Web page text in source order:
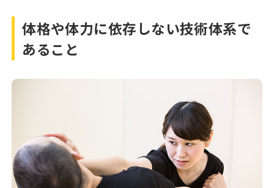
体格や体力に依存しない技術体系で
あること